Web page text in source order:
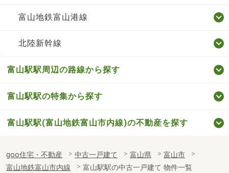
富山地鉄富山港線
北陸新幹線
富山駅駅周辺の路線から探す
富山駅駅の特集から探す
富山駅駅(富山地鉄富山市内線)の不動産を探す
goo住宅・不動産 中古一戸建て 富山県
富山市
富山地鉄富山市内線
富山駅駅の中古一戸建て 物件一覧